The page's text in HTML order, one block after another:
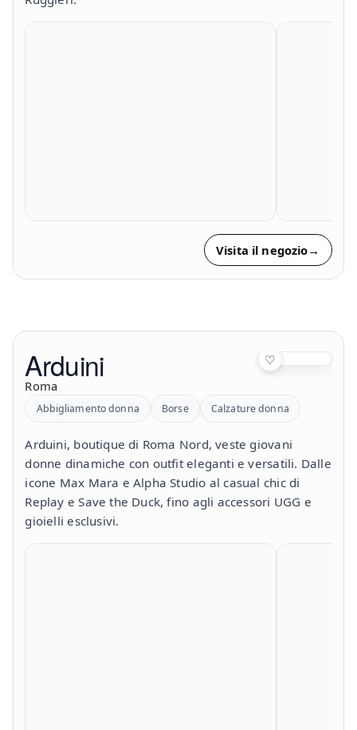
Visita il negozio→
Arduini
Roma
♡
Abbigliamento donna Borse Calzature donna
Arduini, boutique di Roma Nord, veste giovani
donne dinamiche con outfit eleganti e versatili. Dalle
icone Max Mara e Alpha Studio al casual chic di
Replay e Save the Duck, fino agli accessori UGG e
gioielli esclusivi.